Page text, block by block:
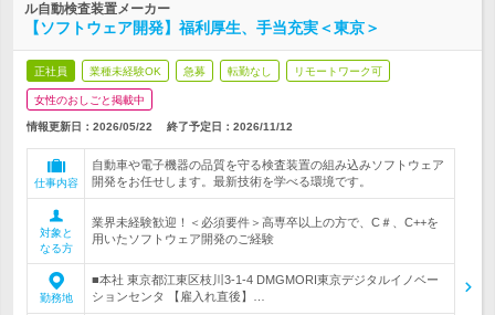
ル自動検査装置メーカー
【ソフトウェア開発】福利厚生、手当充実＜東京＞
正社員 業種未経験OK 急募 転勤なし リモートワーク可
女性のおしごと掲載中
情報更新日：2026/05/22 終了予定日： 2026/11/12
仕事内容
自動車や電子機器の品質を守る検査装置の組み込みソフトウェア
開発をお任せします。最新技術を学べる環境です。
対象と
なる方
業界未経験歓迎！＜必須要件＞高専卒以上の方で、C＃、C++を
用いたソフトウェア開発のご経験
勤務地
■本社 東京都江東区枝川3-1-4 DMGMORI東京デジタルイノベー
ションセンタ 【雇入れ直後】…